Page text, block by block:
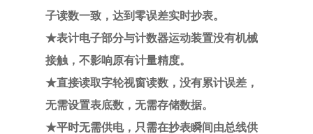
子读数一致，达到零误差实时抄表。
★表计电子部分与计数器运动装置没有机械
接触，不影响原有计量精度。
★直接读取字轮视窗读数，没有累计误差，
无需设置表底数，无需存储数据。
★平时无需供电，只需在抄表瞬间由总线供